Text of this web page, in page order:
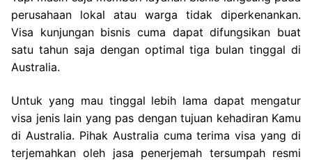
perusahaan lokal atau warga tidak diperkenankan.
Visa kunjungan bisnis cuma dapat difungsikan buat
satu tahun saja dengan optimal tiga bulan tinggal di
Australia.
Untuk yang mau tinggal lebih lama dapat mengatur
visa jenis lain yang pas dengan tujuan kehadiran Kamu
di Australia. Pihak Australia cuma terima visa yang di
terjemahkan oleh jasa penerjemah tersumpah resmi